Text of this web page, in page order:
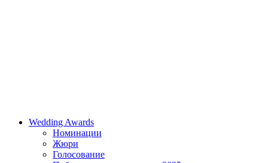
Wedding Awards
Номинации
Жюри
Голосование